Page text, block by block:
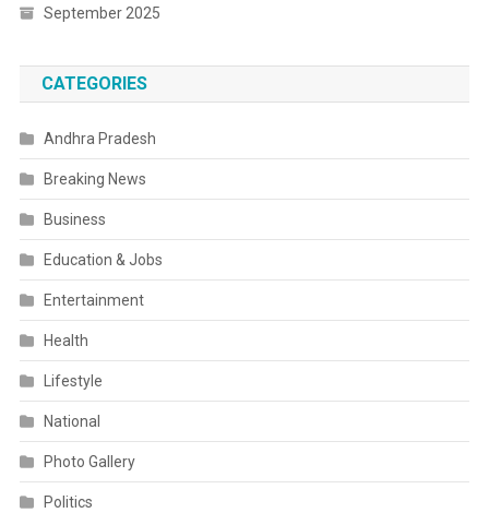
September 2025
CATEGORIES
Andhra Pradesh
Breaking News
Business
Education & Jobs
Entertainment
Health
Lifestyle
National
Photo Gallery
Politics